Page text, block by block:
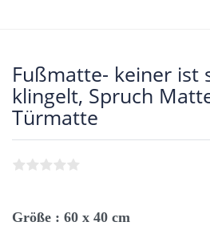
Fußmatte- keiner ist
klingelt, Spruch
Türmatte
Größe : 60 x 40 cm